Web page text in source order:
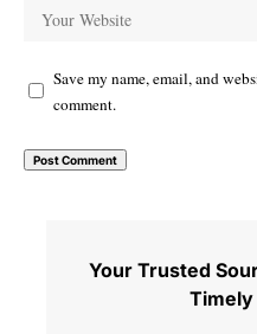
Save my name, email, and
comment.
Your Trusted
Timely